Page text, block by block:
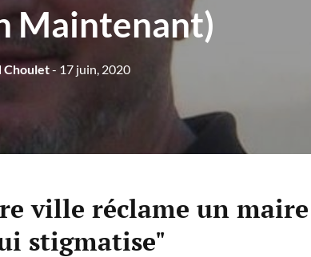
Maintenant)
Choulet- 17 juin, 2020
ville réclame un maire
stigmatise"